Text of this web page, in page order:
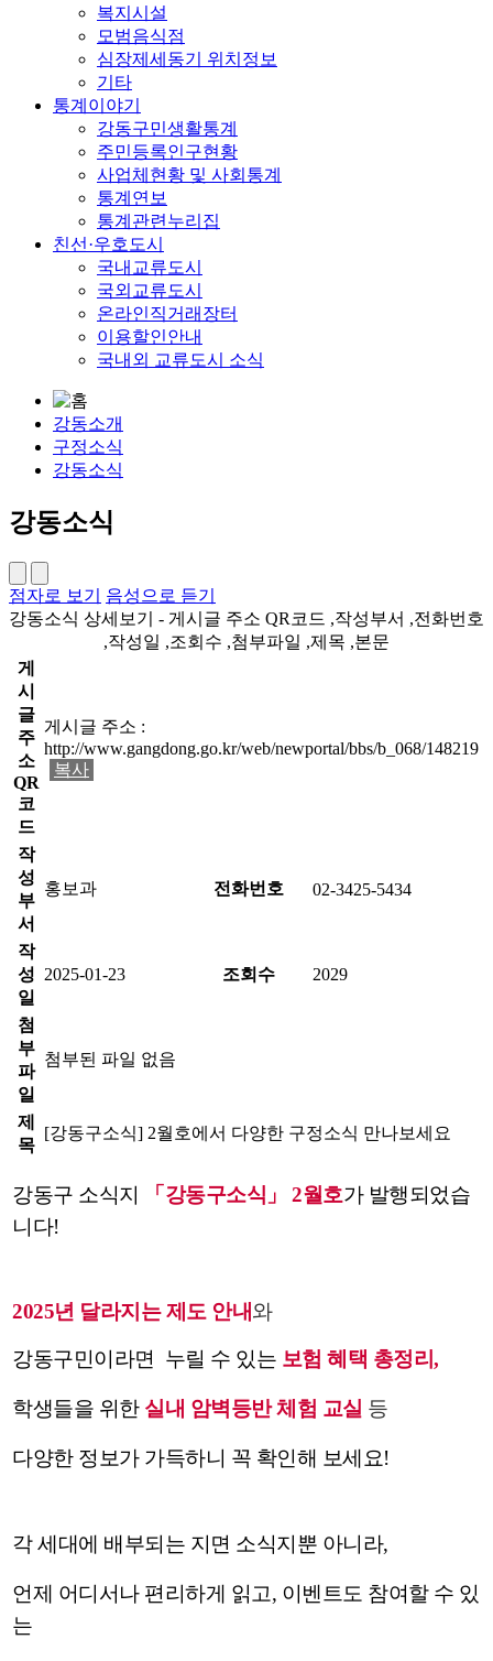
복지시설
모범음식점
심장제세동기 위치정보
기타
통계이야기
강동구민생활통계
주민등록인구현황
사업체현황 및 사회통계
통계연보
통계관련누리집
친선·우호도시
국내교류도시
국외교류도시
온라인직거래장터
이용할인안내
국내외 교류도시 소식
강동소개
구정소식
강동소식
강동소식
점자로 보기
음성으로 듣기
강동소식 상세보기 - 게시글 주소 QR코드 ,작성부서 ,전화번호
,작성일 ,조회수 ,첨부파일 ,제목 ,본문
게
시
글
주
소
QR
코
드
게시글 주소 :
http://www.gangdong.go.kr/web/newportal/bbs/b_068/148219
복사
작
성
부
서
홍보과 전화번호 02-3425-5434
작
성
일
2025-01-23 조회수 2029
첨
부
파
일
첨부된 파일 없음
제
목
[강동구소식] 2월호에서 다양한 구정소식 만나보세요
강동구 소식지 「강동구소식」 2월호가 발행되었습
니다!
2025년 달라지는 제도 안내와
강동구민이라면 누릴 수 있는 보험 혜택 총정리,
학생들을 위한 실 내 암벽등반 체험 교실 등
다양한 정보가 가득하니 꼭 확인해 보세요!
각 세대에 배부되는 지면 소식지뿐 아니라,
언제 어디서나 편리하게 읽고, 이벤트도 참여할 수 있
는